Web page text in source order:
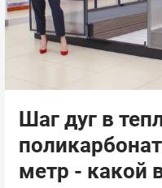
Шаг дуг в
метр - какой